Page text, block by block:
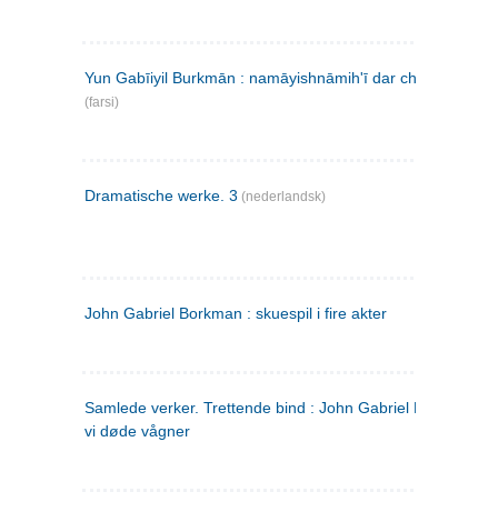
Yun Gabīiyil Burkmān : namāyishnāmihʹī dar chahār pardih
(farsi)
Dramatische werke. 3 (nederlandsk)
John Gabriel Borkman : skuespil i fire akter
Samlede verker. Trettende bind : John Gabriel Borkman ;
vi døde vågner